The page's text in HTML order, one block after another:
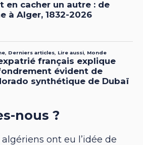
nous ?
ont eu l’idée de